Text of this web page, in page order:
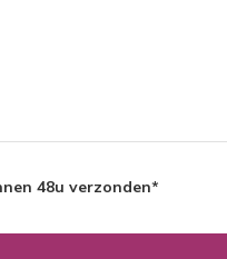
48u verzonden*